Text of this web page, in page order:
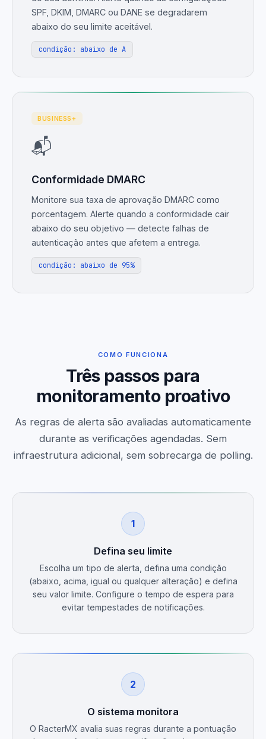
SPF, DKIM, DMARC ou DANE se degradarem
abaixo do seu limite aceitável.
condição: abaixo de A
BUSINESS+
📬
Conformidade DMARC
Monitore sua taxa de aprovação DMARC como
porcentagem. Alerte quando a conformidade cair
abaixo do seu objetivo — detecte falhas de
autenticação antes que afetem a entrega.
condição: abaixo de 95%
COMO FUNCIONA
Três passos para
monitoramento proativo
As regras de alerta são avaliadas automaticamente
durante as verificações agendadas. Sem
infraestrutura adicional, sem sobrecarga de polling.
1
Defina seu limite
Escolha um tipo de alerta, defina uma condição
(abaixo, acima, igual ou qualquer alteração) e defina
seu valor limite. Configure o tempo de espera para
evitar tempestades de notificações.
2
O sistema monitora
O RacterMX avalia suas regras durante a pontuação